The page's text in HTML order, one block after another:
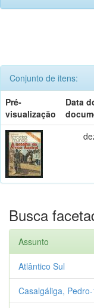
Conjunto de itens:
Pré-
visualização
Data
Busca
Assunto
Atlântico Sul
Casalgáliga,